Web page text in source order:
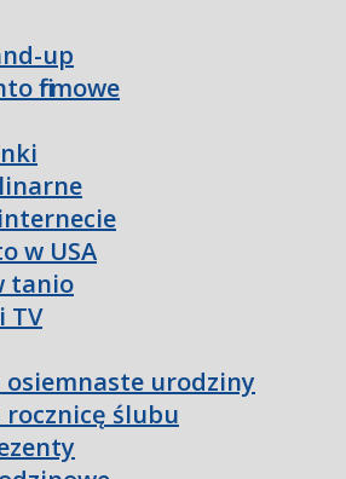
up
firmowe
w USA
tanio
TV
osiemnaste urodziny
rocznicę ślubu